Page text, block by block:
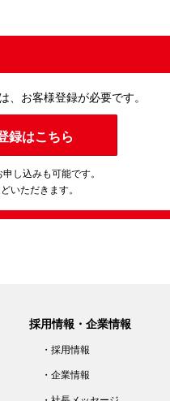
、お客様登録が必要です。
録はこちら
し込みも可能です。
いただきます。
採用情報・企業情報
・採用情報
・企業情報